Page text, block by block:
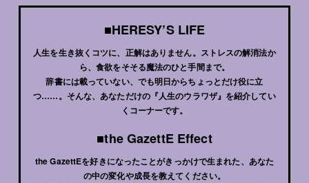
■HERESY’S LIFE
人生を生き抜くコツに、正解はありません。ストレスの解消法か
ら、食欲をそそる魔法のひと手間まで。
辞書には載っていない、でも明日からちょっとだけ役に立
つ……。そんな、あなただけの『人生のウラワザ』を紹介してい
くコーナーです。
■the GazettE Effect
the GazettEを好きになったことがきっかけで生まれた、あなた
の中の変化や成長を教えてください。